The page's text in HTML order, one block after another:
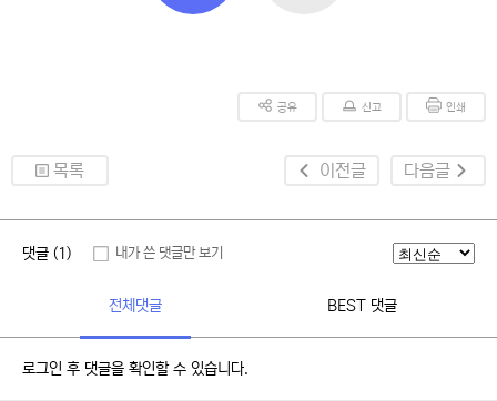
공유 신고 인쇄
목록 이전글 다음글
댓글 (1) 내가 쓴 댓글만 보기
전체댓글 BEST 댓글
로그인 후 댓글을 확인할 수 있습니다.